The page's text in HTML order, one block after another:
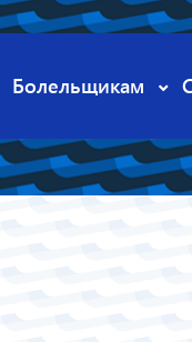
Болельщикам